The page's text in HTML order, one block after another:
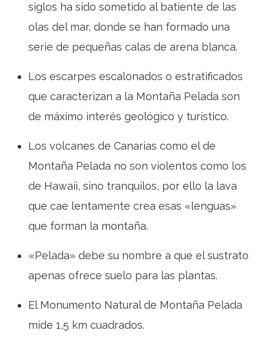
siglos ha sido sometido al batiente de las
olas del mar, donde se han formado una
serie de pequeñas calas de arena blanca.
Los escarpes escalonados o estratificados
que caracterizan a la Montaña Pelada son
de máximo interés geológico y turístico.
Los volcanes de Canarias como el de
Montaña Pelada no son violentos como los
de Hawaii, sino tranquilos, por ello la lava
que cae lentamente crea esas «lenguas»
que forman la montaña.
«Pelada» debe su nombre a que el sustrato
apenas ofrece suelo para las plantas.
El Monumento Natural de Montaña Pelada
mide 1,5 km cuadrados.